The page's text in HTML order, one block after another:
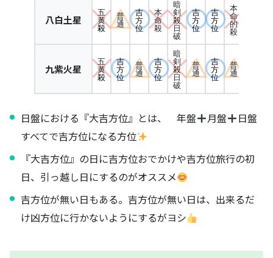
八白土星
五
黄
殺
普
通
吉
方
位
本
命
殺
暗
剣
殺
日
破
吉
方
位
吉
方
位
本
命
的
殺
九紫火星
五
黄
殺
吉
方
位
普
通
吉
方
位
暗
剣
殺
日
破
普
通
吉
方
位
普
通
日盤における『大吉方位』とは、 年盤 月盤
日盤
すべてで吉方位になる方位
『大吉方位』の日に吉方位おでかけや吉方位旅行の初
日、引っ越し日にするのがオススメ
吉方位が無い日もある。吉方位が無い日は、出来るだ
け凶方位に行かないようにするがヨシ